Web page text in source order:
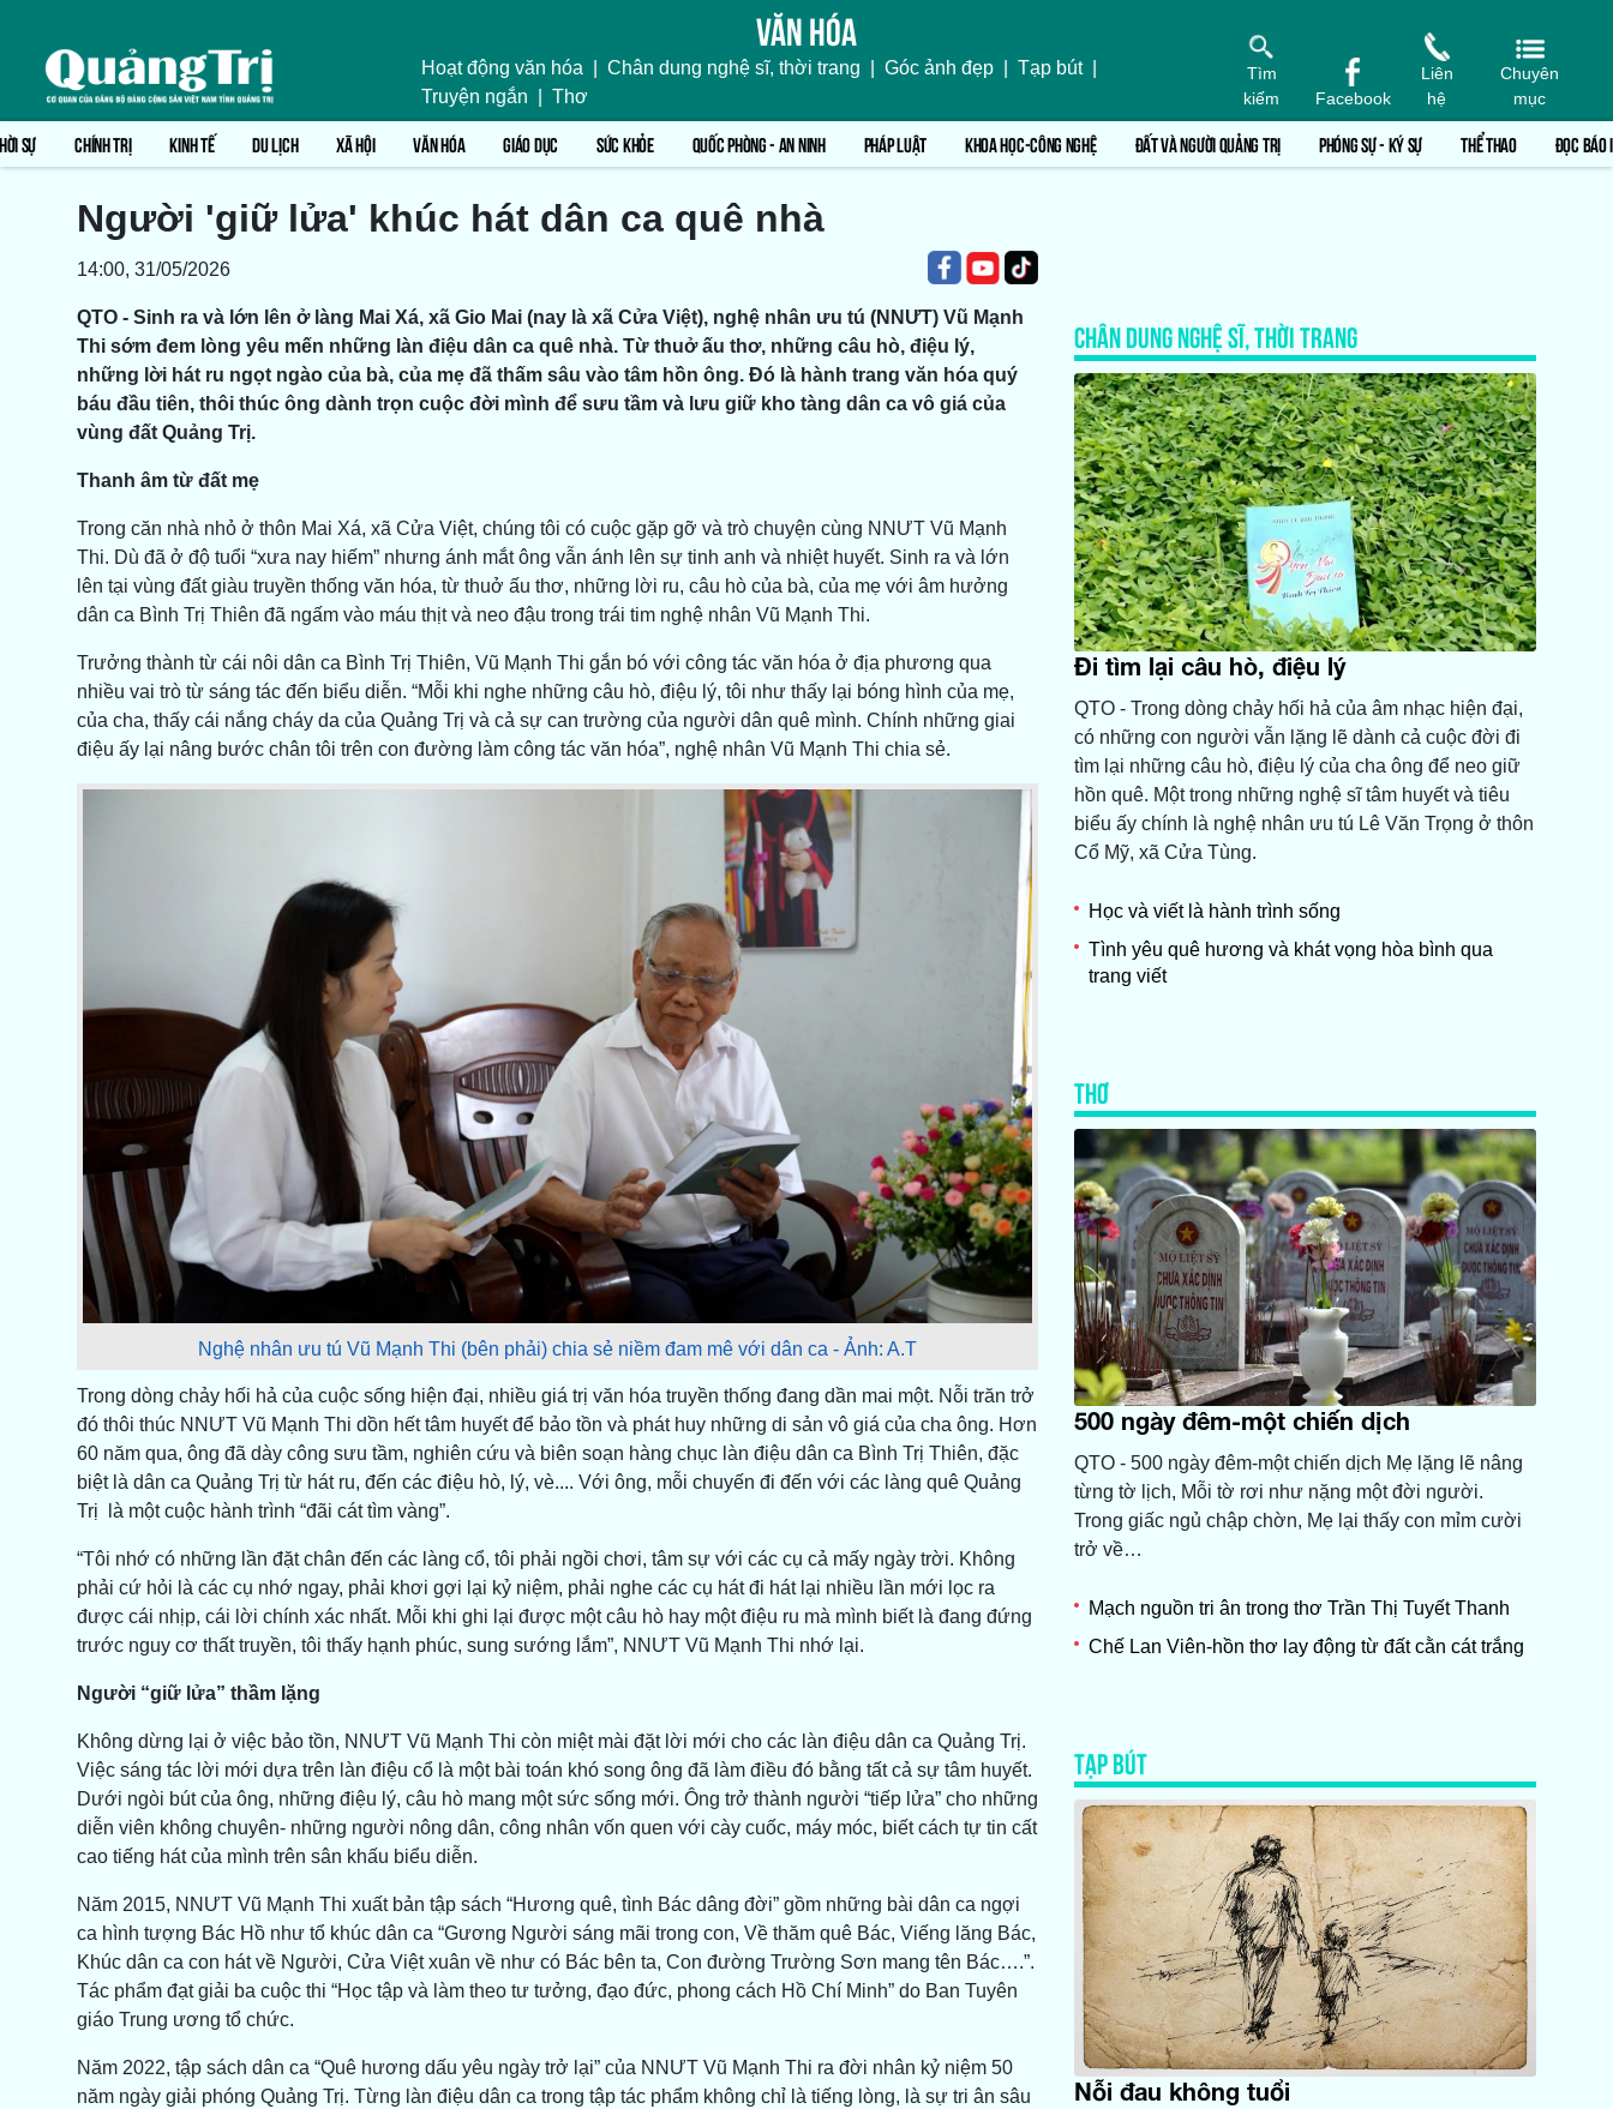
Văn hóa
Hoạt động văn hóa Chân dung nghệ sĩ, thời trang Góc ảnh đẹp Tạp bút
Truyện ngắn
Thơ
Tìm
kiếm
Facebook
Liên
hệ
Chuyên
mục
SỰ CHÍNH TRỊ KINH TẾ DU LỊCH XÃ HỘI VĂN HÓA GIÁO DỤC SỨC KHỎE QUỐC PHÒNG - AN NINH PHÁP LUẬT KHOA HỌC-CÔNG NGHỆ ĐẤT VÀ NGƯỜI QUẢNG TRỊ PHÓNG SỰ - KÝ SỰ THỂ THAO ĐỌC BÁO
Người 'giữ lửa' khúc hát dân ca quê nhà
14:00, 31/05/2026
QTO - Sinh ra và lớn lên ở làng Mai Xá, xã Gio Mai (nay là xã Cửa Việt), nghệ nhân ưu tú (NNƯT) Vũ Mạnh
Thi sớm đem lòng yêu mến những làn điệu dân ca quê nhà. Từ thuở ấu thơ, những câu hò, điệu lý,
những lời hát ru ngọt ngào của bà, của mẹ đã thấm sâu vào tâm hồn ông. Đó là hành trang văn hóa quý
báu đầu tiên, thôi thúc ông dành trọn cuộc đời mình để sưu tầm và lưu giữ kho tàng dân ca vô giá của
vùng đất Quảng Trị.
Thanh âm từ đất mẹ
Trong căn nhà nhỏ ở thôn Mai Xá, xã Cửa Việt, chúng tôi có cuộc gặp gỡ và trò chuyện cùng NNƯT Vũ Mạnh
Thi. Dù đã ở độ tuổi “xưa nay hiếm” nhưng ánh mắt ông vẫn ánh lên sự tinh anh và nhiệt huyết. Sinh ra và lớn
lên tại vùng đất giàu truyền thống văn hóa, từ thuở ấu thơ, những lời ru, câu hò của bà, của mẹ với âm hưởng
dân ca Bình Trị Thiên đã ngấm vào máu thịt và neo đậu trong trái tim nghệ nhân Vũ Mạnh Thi.
Trưởng thành từ cái nôi dân ca Bình Trị Thiên, Vũ Mạnh Thi gắn bó với công tác văn hóa ở địa phương qua
nhiều vai trò từ sáng tác đến biểu diễn. “Mỗi khi nghe những câu hò, điệu lý, tôi như thấy lại bóng hình của mẹ,
của cha, thấy cái nắng cháy da của Quảng Trị và cả sự can trường của người dân quê mình. Chính những giai
điệu ấy lại nâng bước chân tôi trên con đường làm công tác văn hóa”, nghệ nhân Vũ Mạnh Thi chia sẻ.
Nghệ nhân ưu tú Vũ Mạnh Thi (bên phải) chia sẻ niềm đam mê với dân ca - Ảnh: A.T
Trong dòng chảy hối hả của cuộc sống hiện đại, nhiều giá trị văn hóa truyền thống đang dần mai một. Nỗi trăn trở
đó thôi thúc NNƯT Vũ Mạnh Thi dồn hết tâm huyết để bảo tồn và phát huy những di sản vô giá của cha ông. Hơn
60 năm qua, ông đã dày công sưu tầm, nghiên cứu và biên soạn hàng chục làn điệu dân ca Bình Trị Thiên, đặc
biệt là dân ca Quảng Trị từ hát ru, đến các điệu hò, lý, vè.... Với ông, mỗi chuyến đi đến với các làng quê Quảng
Trị là một cuộc hành trình “đãi cát tìm vàng”.
“Tôi nhớ có những lần đặt chân đến các làng cổ, tôi phải ngồi chơi, tâm sự với các cụ cả mấy ngày trời. Không
phải cứ hỏi là các cụ nhớ ngay, phải khơi gợi lại kỷ niệm, phải nghe các cụ hát đi hát lại nhiều lần mới lọc ra
được cái nhịp, cái lời chính xác nhất. Mỗi khi ghi lại được một câu hò hay một điệu ru mà mình biết là đang đứng
trước nguy cơ thất truyền, tôi thấy hạnh phúc, sung sướng lắm”, NNƯT Vũ Mạnh Thi nhớ lại.
Người “giữ lửa” thầm lặng
Không dừng lại ở việc bảo tồn, NNƯT Vũ Mạnh Thi còn miệt mài đặt lời mới cho các làn điệu dân ca Quảng Trị.
Việc sáng tác lời mới dựa trên làn điệu cổ là một bài toán khó song ông đã làm điều đó bằng tất cả sự tâm huyết.
Dưới ngòi bút của ông, những điệu lý, câu hò mang một sức sống mới. Ông trở thành người “tiếp lửa” cho những
diễn viên không chuyên- những người nông dân, công nhân vốn quen với cày cuốc, máy móc, biết cách tự tin cất
cao tiếng hát của mình trên sân khấu biểu diễn.
Năm 2015, NNƯT Vũ Mạnh Thi xuất bản tập sách “Hương quê, tình Bác dâng đời” gồm những bài dân ca ngợi
ca hình tượng Bác Hồ như tổ khúc dân ca “Gương Người sáng mãi trong con, Về thăm quê Bác, Viếng lăng Bác,
Khúc dân ca con hát về Người, Cửa Việt xuân về như có Bác bên ta, Con đường Trường Sơn mang tên Bác….”.
Tác phẩm đạt giải ba cuộc thi “Học tập và làm theo tư tưởng, đạo đức, phong cách Hồ Chí Minh” do Ban Tuyên
giáo Trung ương tổ chức.
Năm 2022, tập sách dân ca “Quê hương dấu yêu ngày trở lại” của NNƯT Vũ Mạnh Thi ra đời nhân kỷ niệm 50
năm ngày giải phóng Quảng Trị. Từng làn điệu dân ca trong tập tác phẩm không chỉ là tiếng lòng, là sự tri ân sâu
CHÂN DUNG NGHỆ SĨ, THỜI TRANG
Đi tìm lại câu hò, điệu lý
QTO - Trong dòng chảy hối hả của âm nhạc hiện đại,
có những con người vẫn lặng lẽ dành cả cuộc đời đi
tìm lại những câu hò, điệu lý của cha ông để neo giữ
hồn quê. Một trong những nghệ sĩ tâm huyết và tiêu
biểu ấy chính là nghệ nhân ưu tú Lê Văn Trọng ở thôn
Cổ Mỹ, xã Cửa Tùng.
Học và viết là hành trình sống
Tình yêu quê hương và khát vọng hòa bình qua
trang viết
THƠ
500 ngày đêm-một chiến dịch
QTO - 500 ngày đêm-một chiến dịch Mẹ lặng lẽ nâng
từng tờ lịch, Mỗi tờ rơi như nặng một đời người.
Trong giấc ngủ chập chờn, Mẹ lại thấy con mỉm cười
trở về…
Mạch nguồn tri ân trong thơ Trần Thị Tuyết Thanh
Chế Lan Viên-hồn thơ lay động từ đất cằn cát trắng
TẠP BÚT
Nỗi đau không tuổi